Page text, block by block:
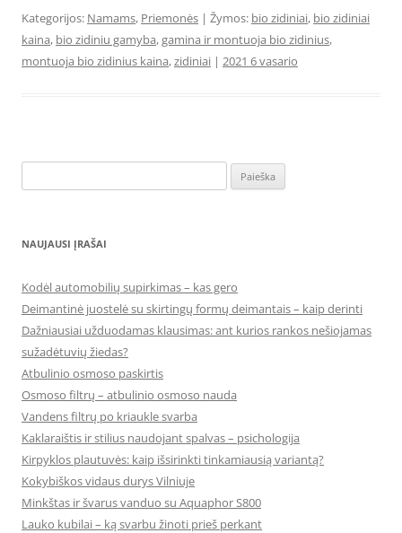
Kategorijos: Namams, Priemonės | Žymos: bio zidiniai, bio zidiniai
kaina, bio zidiniu gamyba,gamina ir montuoja bio zidinius,
montuoja bio zidinius kaina,zidiniai | 2021 6 vasario
NAUJAUSI ĮRAŠAI
Kodėl automobilių supirkimas – kas gero
Deimantinė juostelė su skirtingų formų deimantais – kaip derinti
Dažniausiai užduodamas klausimas: ant kurios rankos nešiojamas
sužadėtuvių žiedas?
Atbulinio osmoso paskirtis
Osmoso filtrų – atbulinio osmoso nauda
Vandens filtrų po kriaukle svarba
Kaklaraištis ir stilius naudojant spalvas – psichologija
Kirpyklos plautuvės: kaip išsirinkti tinkamiausią variantą?
Kokybiškos vidaus durys Vilniuje
Minkštas ir švarus vanduo su Aquaphor S800
Lauko kubilai – ką svarbu žinoti prieš perkant